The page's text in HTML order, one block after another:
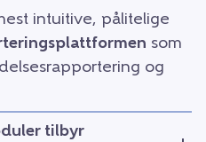
intuitive, pålitelige
som
og
tilbyr